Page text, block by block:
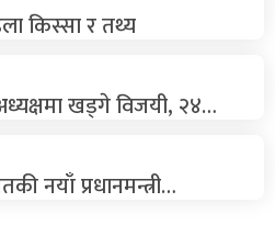
किस्सा र तथ्य
अध्यक्षमा खड्गे विजयी, २४…
नयाँ प्रधानमन्त्री…